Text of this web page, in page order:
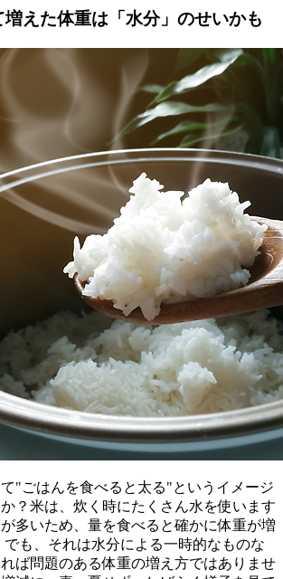
増えた体重は「水分」のせいかも
"ごはんを食べると太る"というイメージ
？米は、炊く時にたくさん水を使います
多いため、量を食べると確かに体重が増
でも、それは水分による一時的なものな
ば問題のある体重の増え方ではありませ